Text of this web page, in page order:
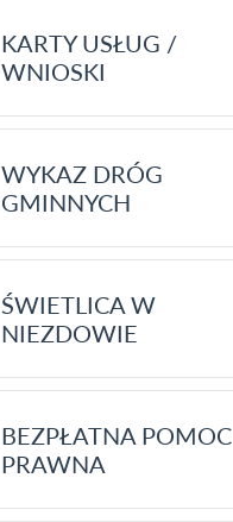
KARTY USŁUG /
WNIOSKI
WYKAZ DRÓG
GMINNYCH
ŚWIETLICA W
NIEZDOWIE
BEZPŁATNA POMOC
PRAWNA